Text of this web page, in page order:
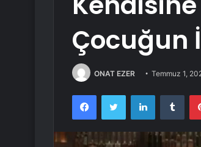
Çocuğun
ONAT EZER Temmuz 1,
FacebookTwitter LinkedIn